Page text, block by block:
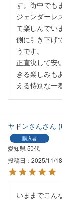
す。街中でも
ジェンダーレ
て楽しんでい
側に引き下げ
うです。
正直決して安
きる楽しみも
える特別な一
ヤドンさん
購入者
愛知県 50代
投稿日
2025/11/18
いままでこん